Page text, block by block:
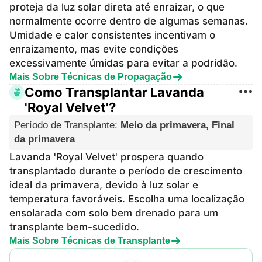
proteja da luz solar direta até enraizar, o que
normalmente ocorre dentro de algumas semanas.
Umidade e calor consistentes incentivam o
enraizamento, mas evite condições
excessivamente úmidas para evitar a podridão.
Mais Sobre Técnicas de Propagação
Como Transplantar Lavanda
'Royal Velvet'?
Período de Transplante: Meio da primavera, Final
da primavera
Lavanda 'Royal Velvet' prospera quando
transplantado durante o período de crescimento
ideal da primavera, devido à luz solar e
temperatura favoráveis. Escolha uma localização
ensolarada com solo bem drenado para um
transplante bem-sucedido.
Mais Sobre Técnicas de Transplante